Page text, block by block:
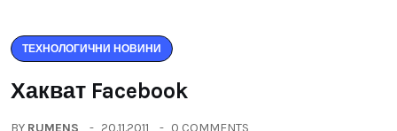
ТЕХНОЛОГИЧНИ НОВИНИ
Хакват Facebook